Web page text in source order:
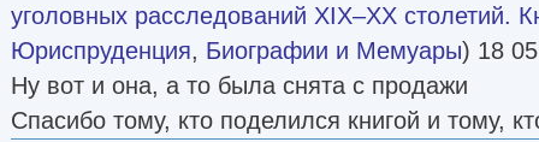
уголовных расследований XIX–XX столетий.
Юриспруденция, Биографии и Мемуары) 18 05
Ну вот и она, а то была снята с продажи
Спасибо тому, кто поделился книгой и тому,